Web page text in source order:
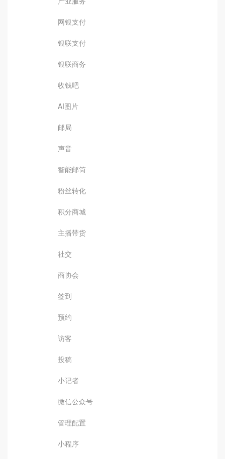
网银支付
银联支付
银联商务
收钱吧
AI图片
邮局
声音
智能邮筒
粉丝转化
积分商城
主播带货
社交
商协会
签到
预约
访客
投稿
小记者
微信公众号
管理配置
小程序